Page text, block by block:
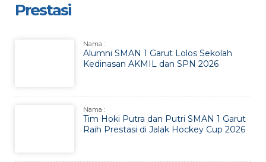
Prestasi
Nama :
Alumni SMAN 1 Garut Lolos Sekolah
Kedinasan AKMIL dan SPN 2026
Nama :
Tim Hoki Putra dan Putri SMAN 1 Garut
Raih Prestasi di Jalak Hockey Cup 2026